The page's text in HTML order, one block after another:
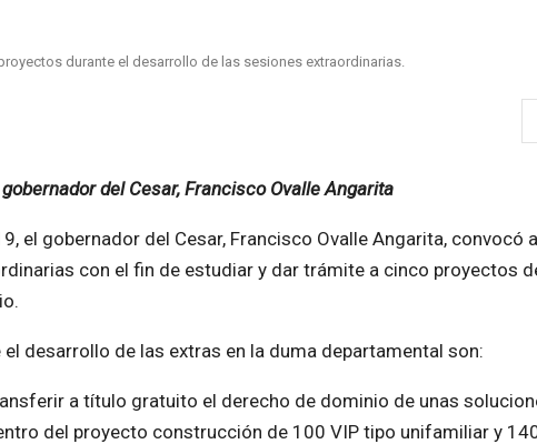
durante el desarrollo de las sesiones extraordinarias.
del Cesar, Francisco Ovalle Angarita
el gobernador del Cesar, Francisco Ovalle Angarita, convocó a
con el fin de estudiar y dar trámite a cinco proyectos
desarrollo de las extras en la duma departamental son:
a título gratuito el derecho de dominio de unas
del proyecto construcción de 100 VIP tipo unifamiliar y